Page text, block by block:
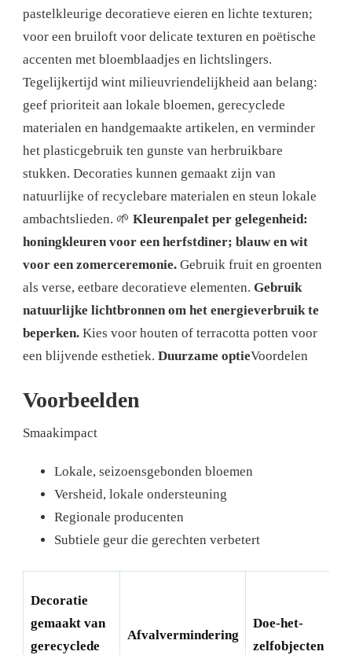
pastelkleurige decoratieve eieren en lichte texturen;
voor een bruiloft voor delicate texturen en poëtische
accenten met bloemblaadjes en lichtslingers.
Tegelijkertijd wint milieuvriendelijkheid aan belang:
geef prioriteit aan lokale bloemen, gerecyclede
materialen en handgemaakte artikelen, en verminder
het plasticgebruik ten gunste van herbruikbare
stukken. Decoraties kunnen gemaakt zijn van
natuurlijke of recyclebare materialen en steun lokale
ambachtslieden. 🌱 Kleurenpalet per gelegenheid:
honingkleuren voor een herfstdiner; blauw en wit
voor een zomerceremonie. Gebruik fruit en groenten
als verse, eetbare decoratieve elementen. Gebruik
natuurlijke lichtbronnen om het energieverbruik te
beperken. Kies voor houten of terracotta potten voor
een blijvende esthetiek. Duurzame optieVoordelen
Voorbeelden
Smaakimpact
Lokale, seizoensgebonden bloemen
Versheid, lokale ondersteuning
Regionale producenten
Subtiele geur die gerechten verbetert
Decoratie
gemaakt van
gerecyclede
Afvalvermindering
Doe-het-
zelfobjecten